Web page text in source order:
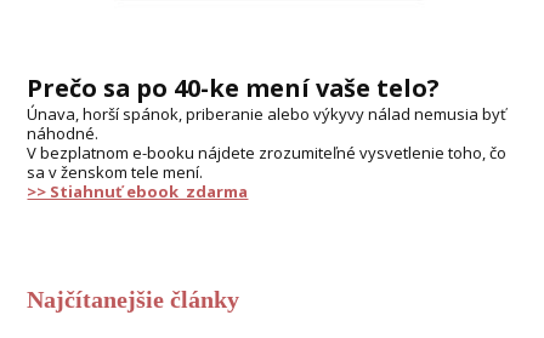
Prečo sa po 40-ke mení vaše telo?
Únava, horší spánok, priberanie alebo výkyvy nálad nemusia byť
náhodné.
V bezplatnom e-booku nájdete zrozumiteľné vysvetlenie toho, čo
sa v ženskom tele mení.
>> Stiahnuť ebook zdarma
Najčítanejšie články